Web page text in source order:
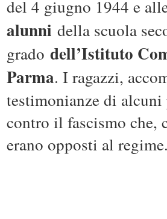
del 4 giugno 1944 e
alunni della scuola
grado dell’Istituto
Parma. I ragazzi,
testimonianze di
contro il fascismo che,
erano opposti al regime.